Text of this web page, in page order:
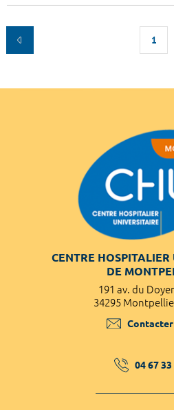
1
CENTRE
DE
191 av. du
34295
Contacter
04 67 33